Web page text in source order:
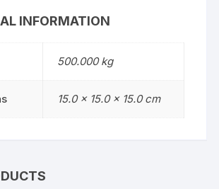
INFORMATION
500.000 kg
15.0 × 15.0 × 15.0 cm